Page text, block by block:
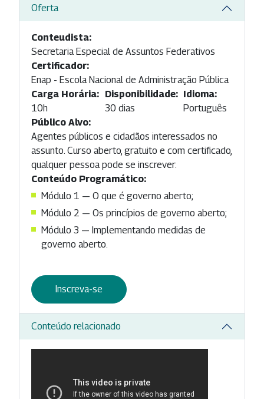
Oferta
Conteudista:
Secretaria Especial de Assuntos Federativos
Certificador:
Enap - Escola Nacional de Administração Pública
Carga Horária:
10h
Disponibilidade:
30 dias
Idioma:
Português
Público Alvo:
Agentes públicos e cidadãos interessados no
assunto. Curso aberto, gratuito e com certificado,
qualquer pessoa pode se inscrever.
Conteúdo Programático:
Módulo 1 — O que é governo aberto;
Módulo 2 — Os princípios de governo aberto;
Módulo 3 — Implementando medidas de
governo aberto.
Inscreva-se
Conteúdo relacionado